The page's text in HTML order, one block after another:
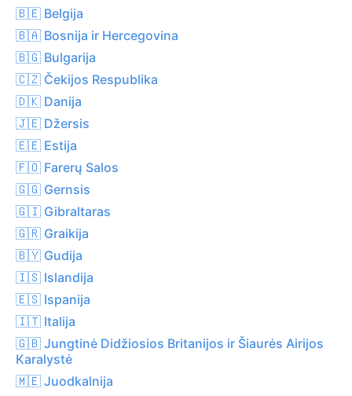
🇧🇪 Belgija
🇧🇦 Bosnija ir Hercegovina
🇧🇬 Bulgarija
🇨🇿 Čekijos Respublika
🇩🇰 Danija
🇯🇪 Džersis
🇪🇪 Estija
🇫🇴 Farerų Salos
🇬🇬 Gernsis
🇬🇮 Gibraltaras
🇬🇷 Graikija
🇧🇾 Gudija
🇮🇸 Islandija
🇪🇸 Ispanija
🇮🇹 Italija
🇬🇧 Jungtinė Didžiosios Britanijos ir Šiaurės Airijos
Karalystė
🇲🇪 Juodkalnija